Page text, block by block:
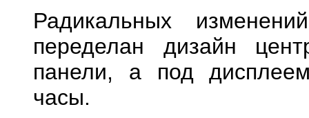
Радикальных
переделан дизайн
панели, а под
часы.